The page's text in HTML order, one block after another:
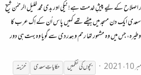
اصلاح کے لیے پیشِ خدمت ہے! نیکی اور بدی محمد خلیل الرحمٰن شیخ
ایک دن مسجد میں بیٹھے تھے کہیں پاس اُن کے اِک عرب کا
جس میں وہ مشہور تھا رحم و ہمدردی سے گویا وہ بہت ہی دور
2021 بچوںکینظمیں حکایاتِ سعدی
خزینہ